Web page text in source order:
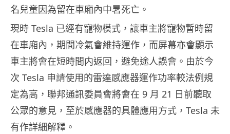
名兒童因為留在車廂內中暑死亡。
現時 Tesla 已經有寵物模式，讓車主將寵物暫時留
在車廂內，期間冷氣會維持運作，而屏幕亦會顯示
車主將會在短時間内返回，避免途人誤會。由於今
次 Tesla 申請使用的雷達感應器運作功率較法例規
定為高，聯邦通訊委員會將會在 9 月 21 日前聽取
公眾的意見，至於感應器的具體應用方式，Tesla 未
有作詳細解釋。